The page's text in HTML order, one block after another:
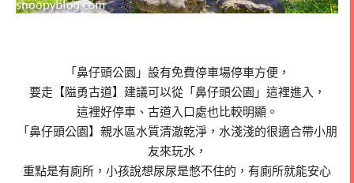
「鼻仔頭公園」設有免費停車場停車方便，
要走【隘勇古道】建議可以從「鼻仔頭公園」這裡進入，
這裡好停車、古道入口處也比較明顯。
「鼻仔頭公園】親水區水質清澈乾淨，水淺淺的很適合帶小朋
友來玩水，
重點是有廁所，小孩說想尿尿是憋不住的，有廁所就能安心